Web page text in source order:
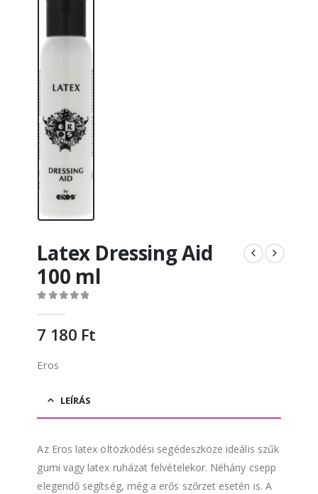
Latex Dressing Aid
100 ml
7 180 Ft
Eros
LEÍRÁS
Az Eros latex öltözködési segédeszköze ideális szűk
gumi vagy latex ruházat felvételekor. Néhány csepp
elegendő segítség, még a erős szőrzet esetén is. A